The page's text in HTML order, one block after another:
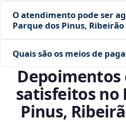
O atendimento pode ser
Parque dos Pinus, Ribeirão
Quais são os meios de
Depoimentos
satisfeitos no
Pinus,